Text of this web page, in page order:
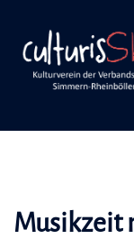
springen
Musikzeit